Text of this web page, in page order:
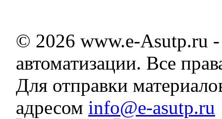
© 2026 www.e-Asutp.ru
автоматизации. Все
Для отправки
адресом info@e-asutp.ru